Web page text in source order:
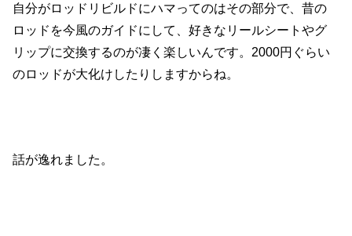
自分がロッドリビルドにハマってのはその部分で、昔の
ロッドを今風のガイドにして、好きなリールシートやグ
リップに交換するのが凄く楽しいんです。2000円ぐらい
のロッドが大化けしたりしますからね。
話が逸れました。